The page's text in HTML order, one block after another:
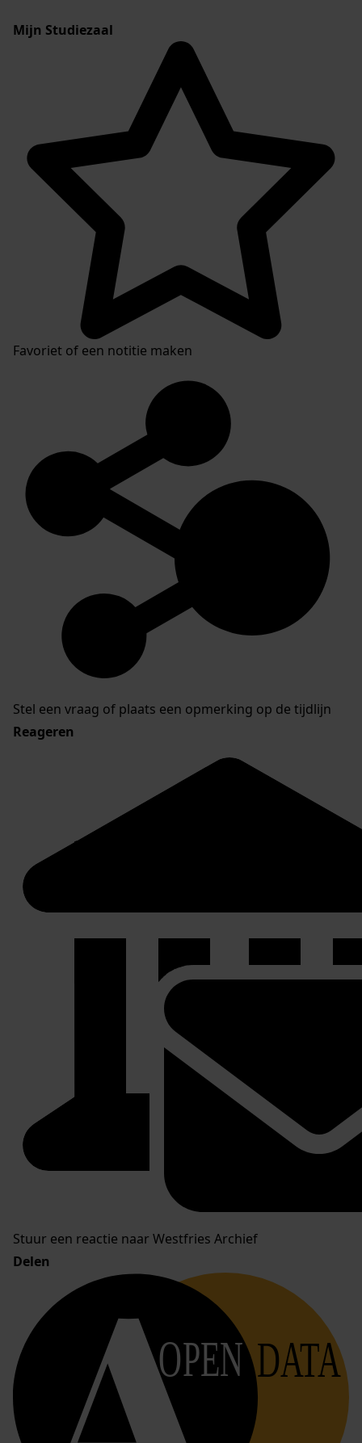
Mijn Studiezaal
Favoriet of een notitie maken
Stel een vraag of plaats een opmerking op de tijdlijn
Reageren
Stuur een reactie naar Westfries Archief
Delen
OPEN DATA